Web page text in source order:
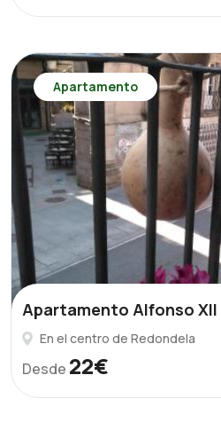
Apartamento
Apartamento Alfonso XII
En el centro de Redondela
Desde 22€